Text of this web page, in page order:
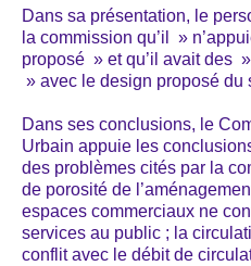
Dans sa présentation, le
la commission qu’il »
proposé » et qu’il avait des
» avec le design proposé du
Dans ses conclusions, le
Urbain appuie les
des problèmes cités par la
de porosité de
espaces commerciaux ne
services au public ; la
conflit avec le débit de